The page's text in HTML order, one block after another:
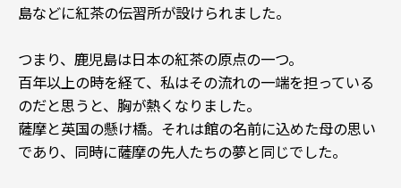
島などに紅茶の伝習所が設けられました。
つまり、鹿児島は日本の紅茶の原点の一つ。
百年以上の時を経て、私はその流れの一端を担っている
のだと思うと、胸が熱くなりました。
――薩摩と英国の懸け橋。それは館の名前に込めた母の思い
であり、同時に薩摩の先人たちの夢と同じでした。